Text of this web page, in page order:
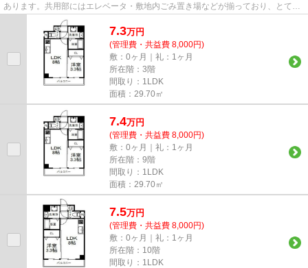
あります。共用部にはエレベータ・敷地内ごみ置き場などが揃っており、とても
充実しています。新しいのでこだ...
7.3万円
(管理費・共益費 8,000円)
敷：0ヶ月｜礼：1ヶ月
所在階：3階
間取り：1LDK
面積：29.70㎡
7.4万円
(管理費・共益費 8,000円)
敷：0ヶ月｜礼：1ヶ月
所在階：9階
間取り：1LDK
面積：29.70㎡
7.5万円
(管理費・共益費 8,000円)
敷：0ヶ月｜礼：1ヶ月
所在階：10階
間取り：1LDK